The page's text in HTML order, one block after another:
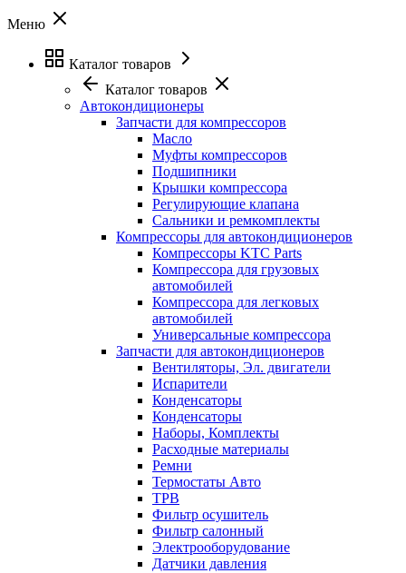
Меню
Каталог товаров
Каталог товаров
Автокондиционеры
Запчасти для компрессоров
Масло
Муфты компрессоров
Подшипники
Крышки компрессора
Регулирующие клапана
Сальники и ремкомплекты
Компрессоры для автокондиционеров
Компрессоры KTC Parts
Компрессора для грузовых
автомобилей
Компрессора для легковых
автомобилей
Универсальные компрессора
Запчасти для автокондиционеров
Вентиляторы, Эл. двигатели
Испарители
Конденсаторы
Конденсаторы
Наборы, Комплекты
Расходные материалы
Ремни
Термостаты Авто
ТРВ
Фильтр осушитель
Фильтр салонный
Электрооборудование
Датчики давления